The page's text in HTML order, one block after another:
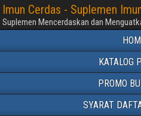
Imun Cerdas - Suplemen
Suplemen Mencerdaskan dan
KATALOG
PROMO
SYARAT